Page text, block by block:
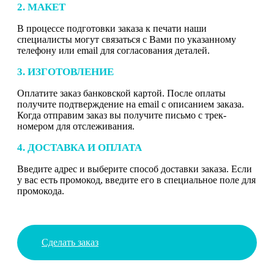
2. МАКЕТ
В процессе подготовки заказа к печати наши
специалисты могут связаться с Вами по указанному
телефону или email для согласования деталей.
3. ИЗГОТОВЛЕНИЕ
Оплатите заказ банковской картой. После оплаты
получите подтверждение на email с описанием заказа.
Когда отправим заказ вы получите письмо с трек-
номером для отслеживания.
4. ДОСТАВКА И ОПЛАТА
Введите адрес и выберите способ доставки заказа. Если
у вас есть промокод, введите его в специальное поле для
промокода.
Сделать заказ